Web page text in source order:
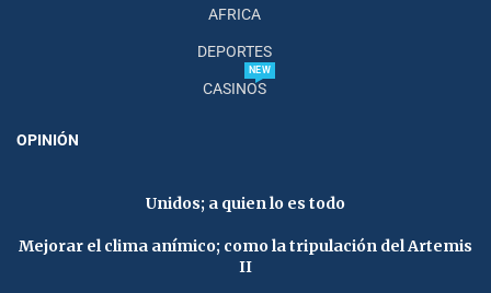
AFRICA
DEPORTES
CASINOS
NEW
OPINIÓN
Unidos; a quien lo es todo
Mejorar el clima anímico; como la tripulación del Artemis
II